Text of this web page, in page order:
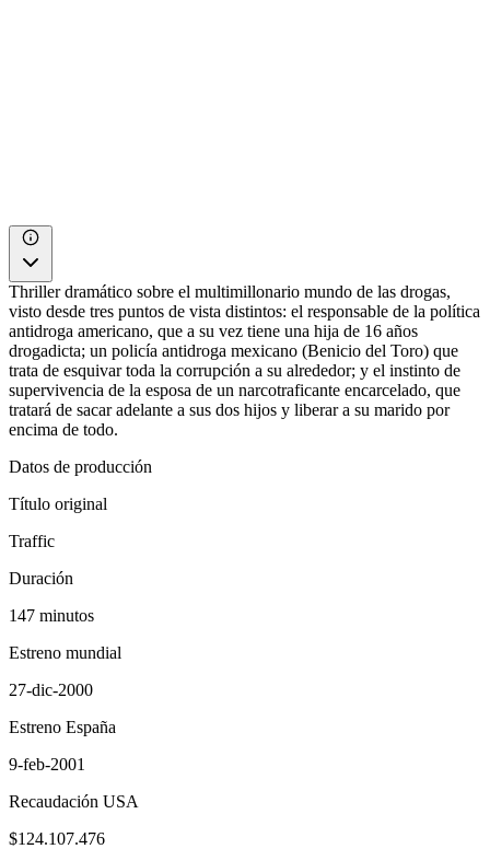
Thriller dramático sobre el multimillonario mundo de las drogas,
visto desde tres puntos de vista distintos: el responsable de la política
antidroga americano, que a su vez tiene una hija de 16 años
drogadicta; un policía antidroga mexicano (Benicio del Toro) que
trata de esquivar toda la corrupción a su alrededor; y el instinto de
supervivencia de la esposa de un narcotraficante encarcelado, que
tratará de sacar adelante a sus dos hijos y liberar a su marido por
encima de todo.
Datos de producción
Título original
Traffic
Duración
147 minutos
Estreno mundial
27-dic-2000
Estreno España
9-feb-2001
Recaudación USA
$124.107.476